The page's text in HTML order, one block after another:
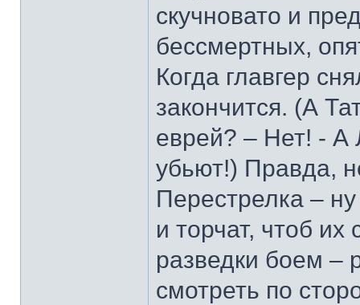
скучновато и
бессмертных,
Когда главгер
закончится. (А
еврей? – Нет! - А
убьют!) Правда,
Перестрелка –
и торчат, чтоб
разведки боем –
смотреть по